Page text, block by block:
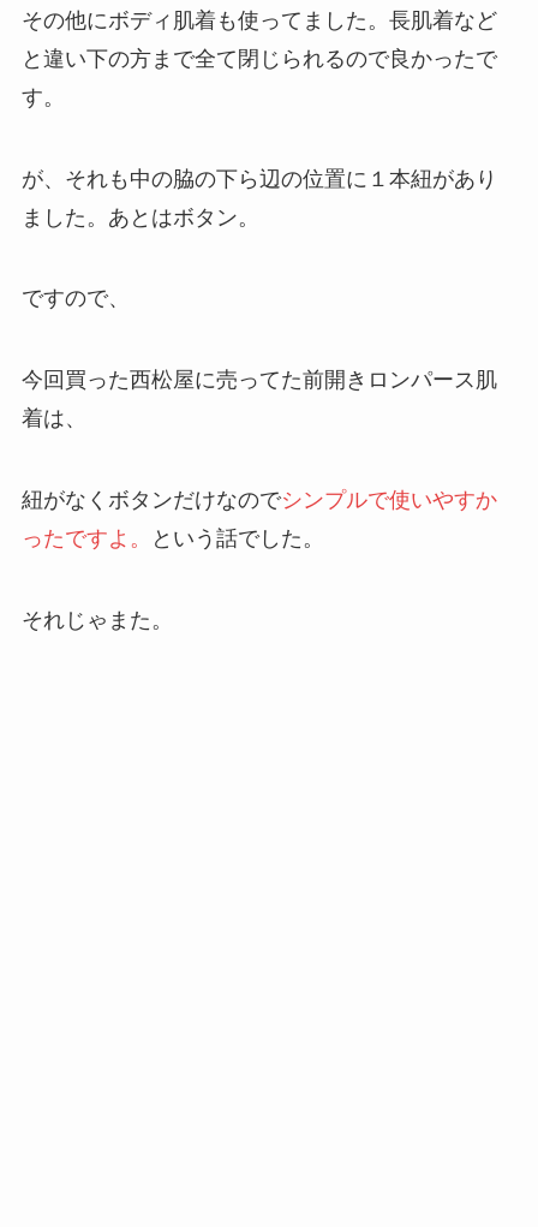
その他にボディ肌着も使ってました。長肌着など
と違い下の方まで全て閉じられるので良かったで
す。
が、それも中の脇の下ら辺の位置に１本紐があり
ました。あとはボタン。
ですので、
今回買った西松屋に売ってた前開きロンパース肌
着は、
紐がなくボタンだけなのでシンプルで使いやすか
ったですよ。
という話でした。
それじゃまた。